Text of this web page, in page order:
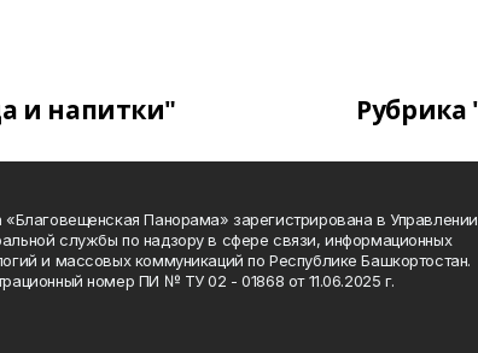
и напитки"
«Благовещенская Панорама» зарегистрирована в Управлении
службы по надзору в сфере связи, информационных
и массовых коммуникаций по Республике Башкортостан.
номер ПИ № ТУ 02 - 01868 от 11.06.2025 г.